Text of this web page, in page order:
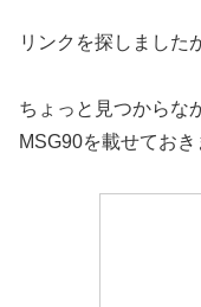
リンクを探しました
ちょっと見つからな
MSG90を載せておき